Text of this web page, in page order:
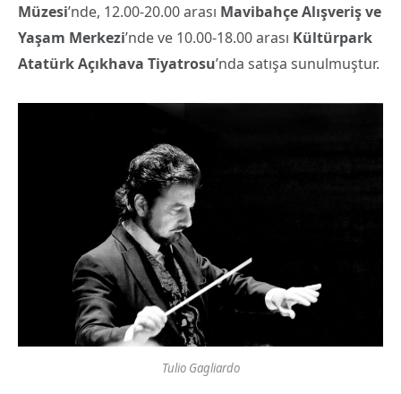
Müzesi’nde, 12.00-20.00 arası Mavibahçe Alışveriş ve
Yaşam Merkezi’nde ve 10.00-18.00 arası Kültürpark
Atatürk Açıkhava Tiyatrosu’nda satışa sunulmuştur.
Tulio Gagliardo